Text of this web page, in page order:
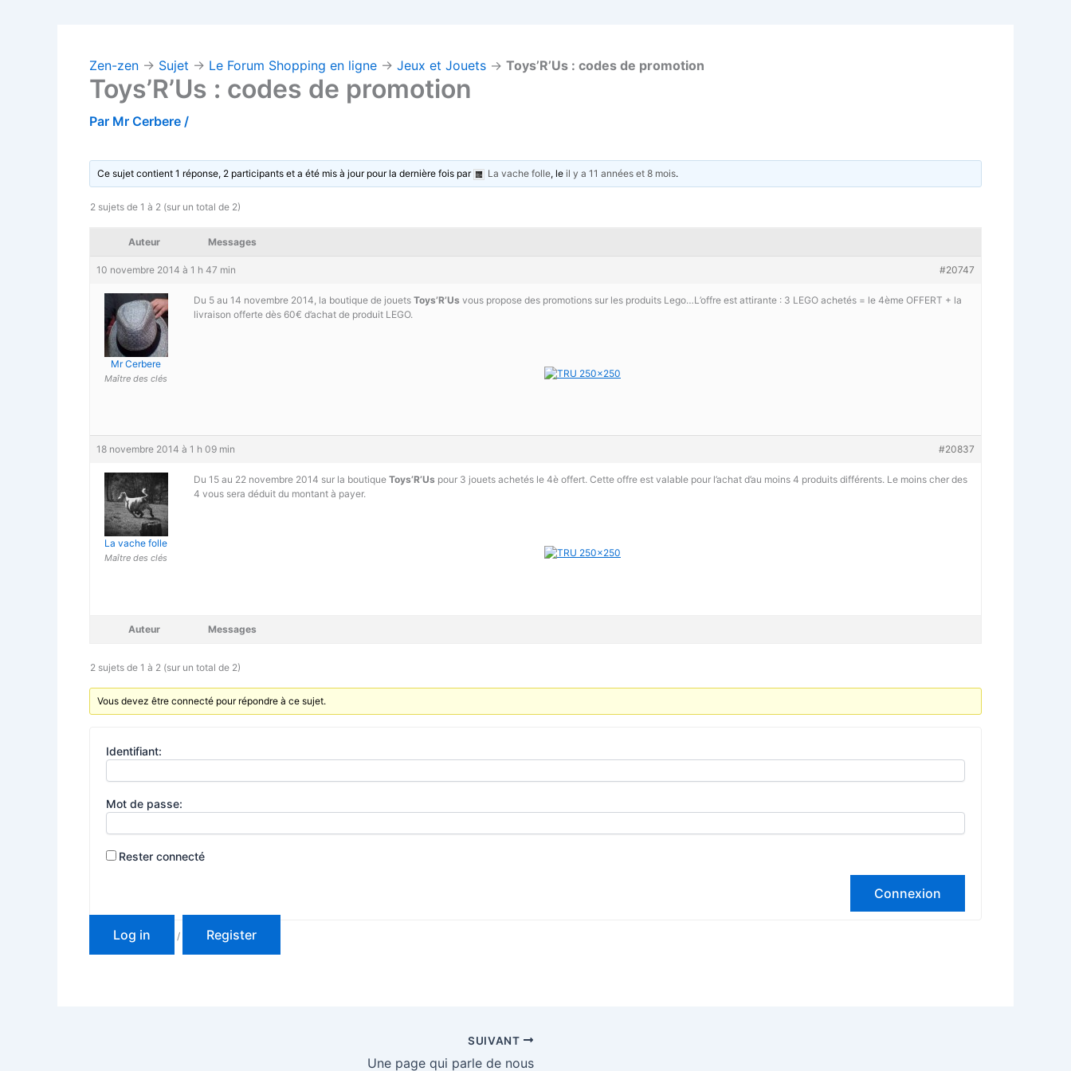
Zen-zen → Sujet → Le Forum Shopping en ligne → Jeux et Jouets → Toys’R’Us : codes de promotion
Toys’R’Us : codes de promotion
Par Mr Cerbere /
Ce sujet contient 1 réponse, 2 participants et a été mis à jour pour la dernière fois par La vache folle, leil y a 11 années et 8 mois.
2 sujets de 1 à 2 (sur un total de 2)
Auteur Messages
10 novembre 2014 à 1 h 47 min #20747
Mr Cerbere
Maître des clés
Du 5 au 14 novembre 2014, la boutique de jouets Toys’R’Us vous propose des promotions sur les produits Lego…L’offre est attirante : 3 LEGO achetés = le 4ème OFFERT + la
livraison offerte dès 60€ d’achat de produit LEGO.
18 novembre 2014 à 1 h 09 min #20837
La vache folle
Maître des clés
Du 15 au 22 novembre 2014 sur la boutique Toys’R’Us pour 3 jouets achetés le 4è offert. Cette offre est valable pour l’achat d’au moins 4 produits différents. Le moins cher des
4 vous sera déduit du montant à payer.
Auteur Messages
2 sujets de 1 à 2 (sur un total de 2)
Vous devez être connecté pour répondre à ce sujet.
Identifiant:
Mot de passe:
Rester connecté
Connexion
Log in / Register
SUIVANT
Une page qui parle de nous